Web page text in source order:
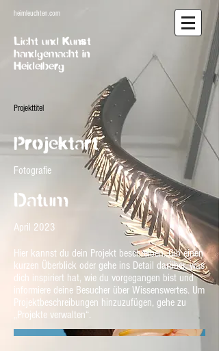
heimleuchten.com
Licht und Kunst
handgemacht in
Heidelberg
Projekttitel
Projektart
Fotografie
Datum
April 2023
Hier kannst du dein Projekt beschreiben. Gib einen
kurzen Überblick oder gehe ins Detail darüber, was
dich inspiriert hat, wie du vorgegangen bist und
informiere deine Besucher über Wissenswertes. Um
Projektbeschreibungen hinzuzufügen, gehe zu
„Projekte verwalten“.